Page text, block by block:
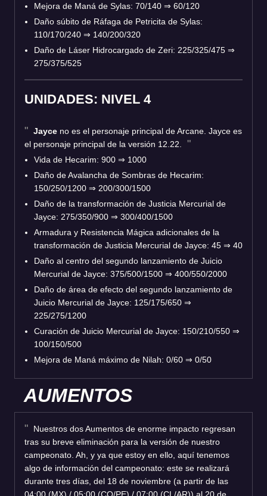
Mejora de Maná de Sylas: 70/140 ⇒ 60/120
Daño súbito de Ráfaga de Petricita de Sylas:
110/170/240 ⇒ 140/200/320
Daño de Láser Hidrocargado de Zeri: 225/325/475 ⇒
275/375/525
UNIDADES: NIVEL 4
Jayce no es el personaje principal de Arcane. Jayce es
el personaje principal de la versión 12.22.
Vida de Hecarim: 900 ⇒ 1000
Daño de Avalancha de Sombras de Hecarim:
150/250/1200 ⇒ 200/300/1500
Daño de la transformación de Justicia Mercurial de
Jayce: 275/350/900 ⇒ 300/400/1500
Armadura y Resistencia Mágica adicionales de la
transformación de Justicia Mercurial de Jayce: 45 ⇒ 40
Daño al centro del segundo lanzamiento de Juicio
Mercurial de Jayce: 375/500/1500 ⇒ 400/550/2000
Daño de área de efecto del segundo lanzamiento de
Juicio Mercurial de Jayce: 125/175/650 ⇒
225/275/1200
Curación de Juicio Mercurial de Jayce: 150/210/550 ⇒
100/150/500
Mejora de Maná máximo de Nilah: 0/60 ⇒ 0/50
AUMENTOS
Nuestros dos Aumentos de enorme impacto regresan
tras su breve eliminación para la versión de nuestro
campeonato. Ah, y ya que estoy en ello, aquí tenemos
algo de información del campeonato: este se realizará
durante tres días, del 18 de noviembre (a partir de las